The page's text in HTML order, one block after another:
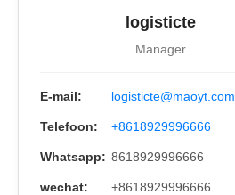
logisticte
Manager
E-mail: logisticte@maoyt.com
Telefoon: +8618929996666
Whatsapp: 8618929996666
wechat: +8618929996666